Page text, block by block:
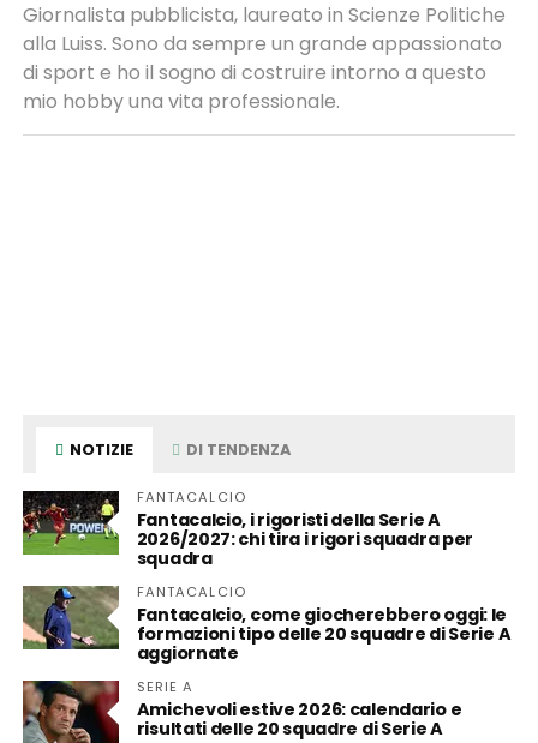
Giornalista pubblicista, laureato in Scienze Politiche
alla Luiss. Sono da sempre un grande appassionato
di sport e ho il sogno di costruire intorno a questo
mio hobby una vita professionale.
NOTIZIE DI TENDENZA
FANTACALCIO
Fantacalcio, i rigoristi della Serie A
2026/2027: chi tira i rigori squadra per
squadra
FANTACALCIO
Fantacalcio, come giocherebbero oggi: le
formazioni tipo delle 20 squadre di Serie A
aggiornate
SERIE A
Amichevoli estive 2026: calendario e
risultati delle 20 squadre di Serie A